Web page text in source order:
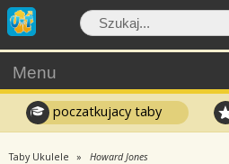
Menu
poczatkujacy taby
Taby Ukulele Howard Jones